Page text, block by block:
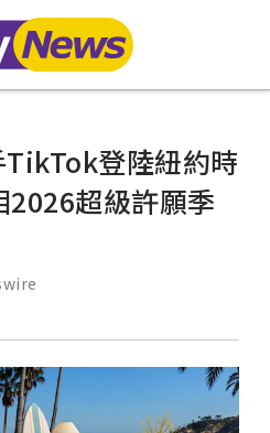
登陸紐約時
超級許願季